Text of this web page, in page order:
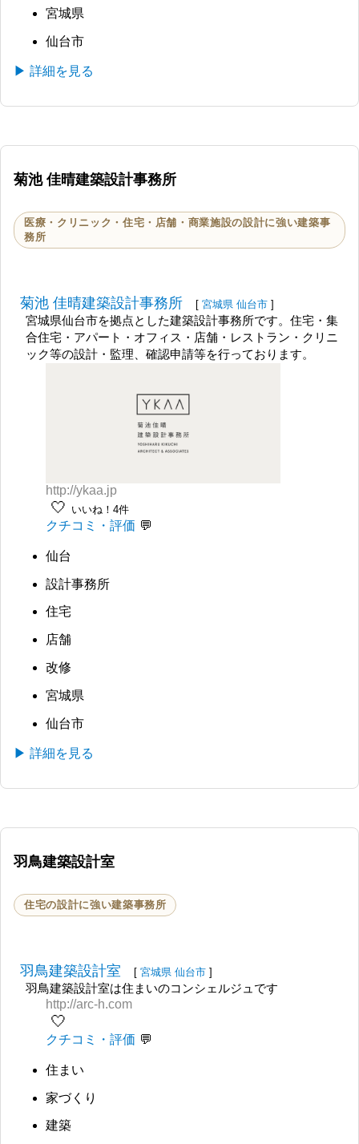
宮城県
仙台市
▶ 詳細を見る
菊池 佳晴建築設計事務所
医療・クリニック・住宅・店舗・商業施設の設計に強い建築事
務所
菊池 佳晴建築設計事務所 [ 宮城県 仙台市 ]
宮城県仙台市を拠点とした建築設計事務所です。住宅・集
合住宅・アパート・オフィス・店舗・レストラン・クリニ
ック等の設計・監理、確認申請等を行っております。
http://ykaa.jp
🤍 いいね！4件
クチコミ・評価
仙台
設計事務所
住宅
店舗
改修
宮城県
仙台市
▶ 詳細を見る
羽鳥建築設計室
住宅の設計に強い建築事務所
羽鳥建築設計室 [ 宮城県 仙台市 ]
羽鳥建築設計室は住まいのコンシェルジュです
http://arc-h.com
🤍
クチコミ・評価
住まい
家づくり
建築